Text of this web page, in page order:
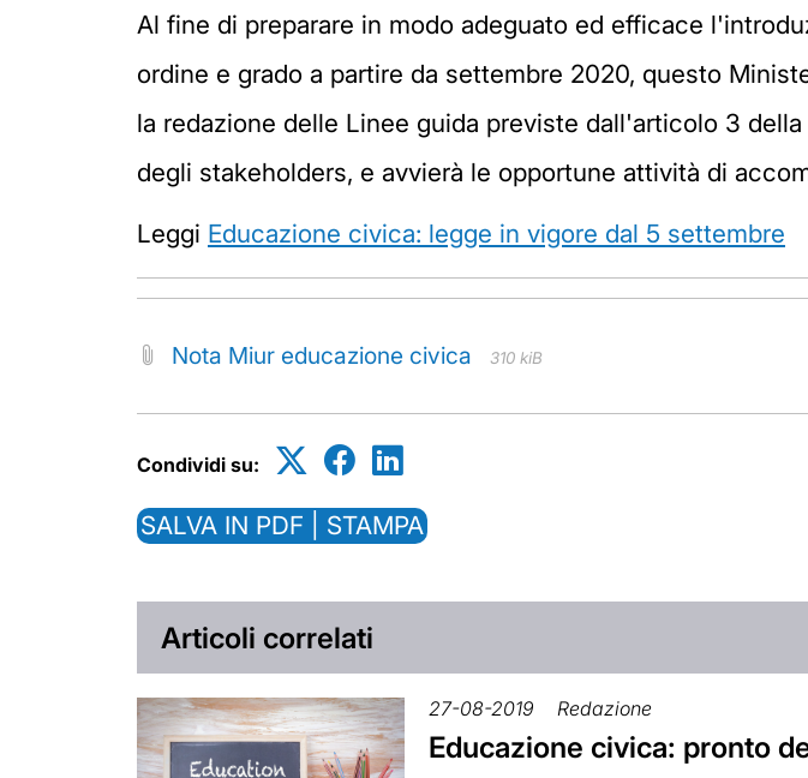
Al fine di preparare in modo adeguato ed efficace
ordine e grado a partire da settembre 2020, questo
la redazione delle Linee guida previste dall'articolo 3
degli stakeholders, e avvierà le opportune attività di
Leggi Educazione civica: legge in vigore dal 5 settembre
Nota Miur educazione civica 310 kiB
Condividi su:
SALVA IN PDF | STAMPA
Articoli correlati
27-08-2019 Redazione
Educazione civica: pronto